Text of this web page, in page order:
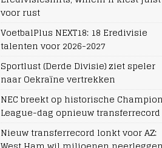
voor rust
VoetbalPlus NEXT18: 18 Eredivisie
talenten voor 2026-2027
Sportlust (Derde Divisie) ziet speler
naar Oekraïne vertrekken
NEC breekt op historische
League-dag opnieuw transferrecord
Nieuw transferrecord lonkt voor AZ: